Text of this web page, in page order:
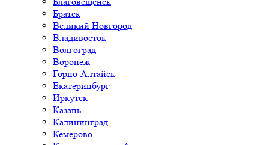
Братск
Великий Новгород
Владивосток
Волгоград
Воронеж
Горно-Алтайск
Екатеринбург
Иркутск
Казань
Калининград
Кемерово